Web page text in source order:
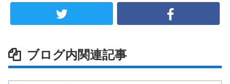
ブログ内関連記事